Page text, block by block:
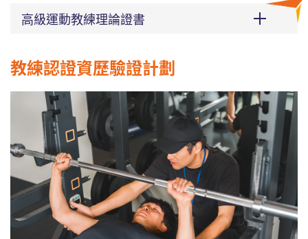
高級運動教練理論證書
教練認證資歷驗證計劃